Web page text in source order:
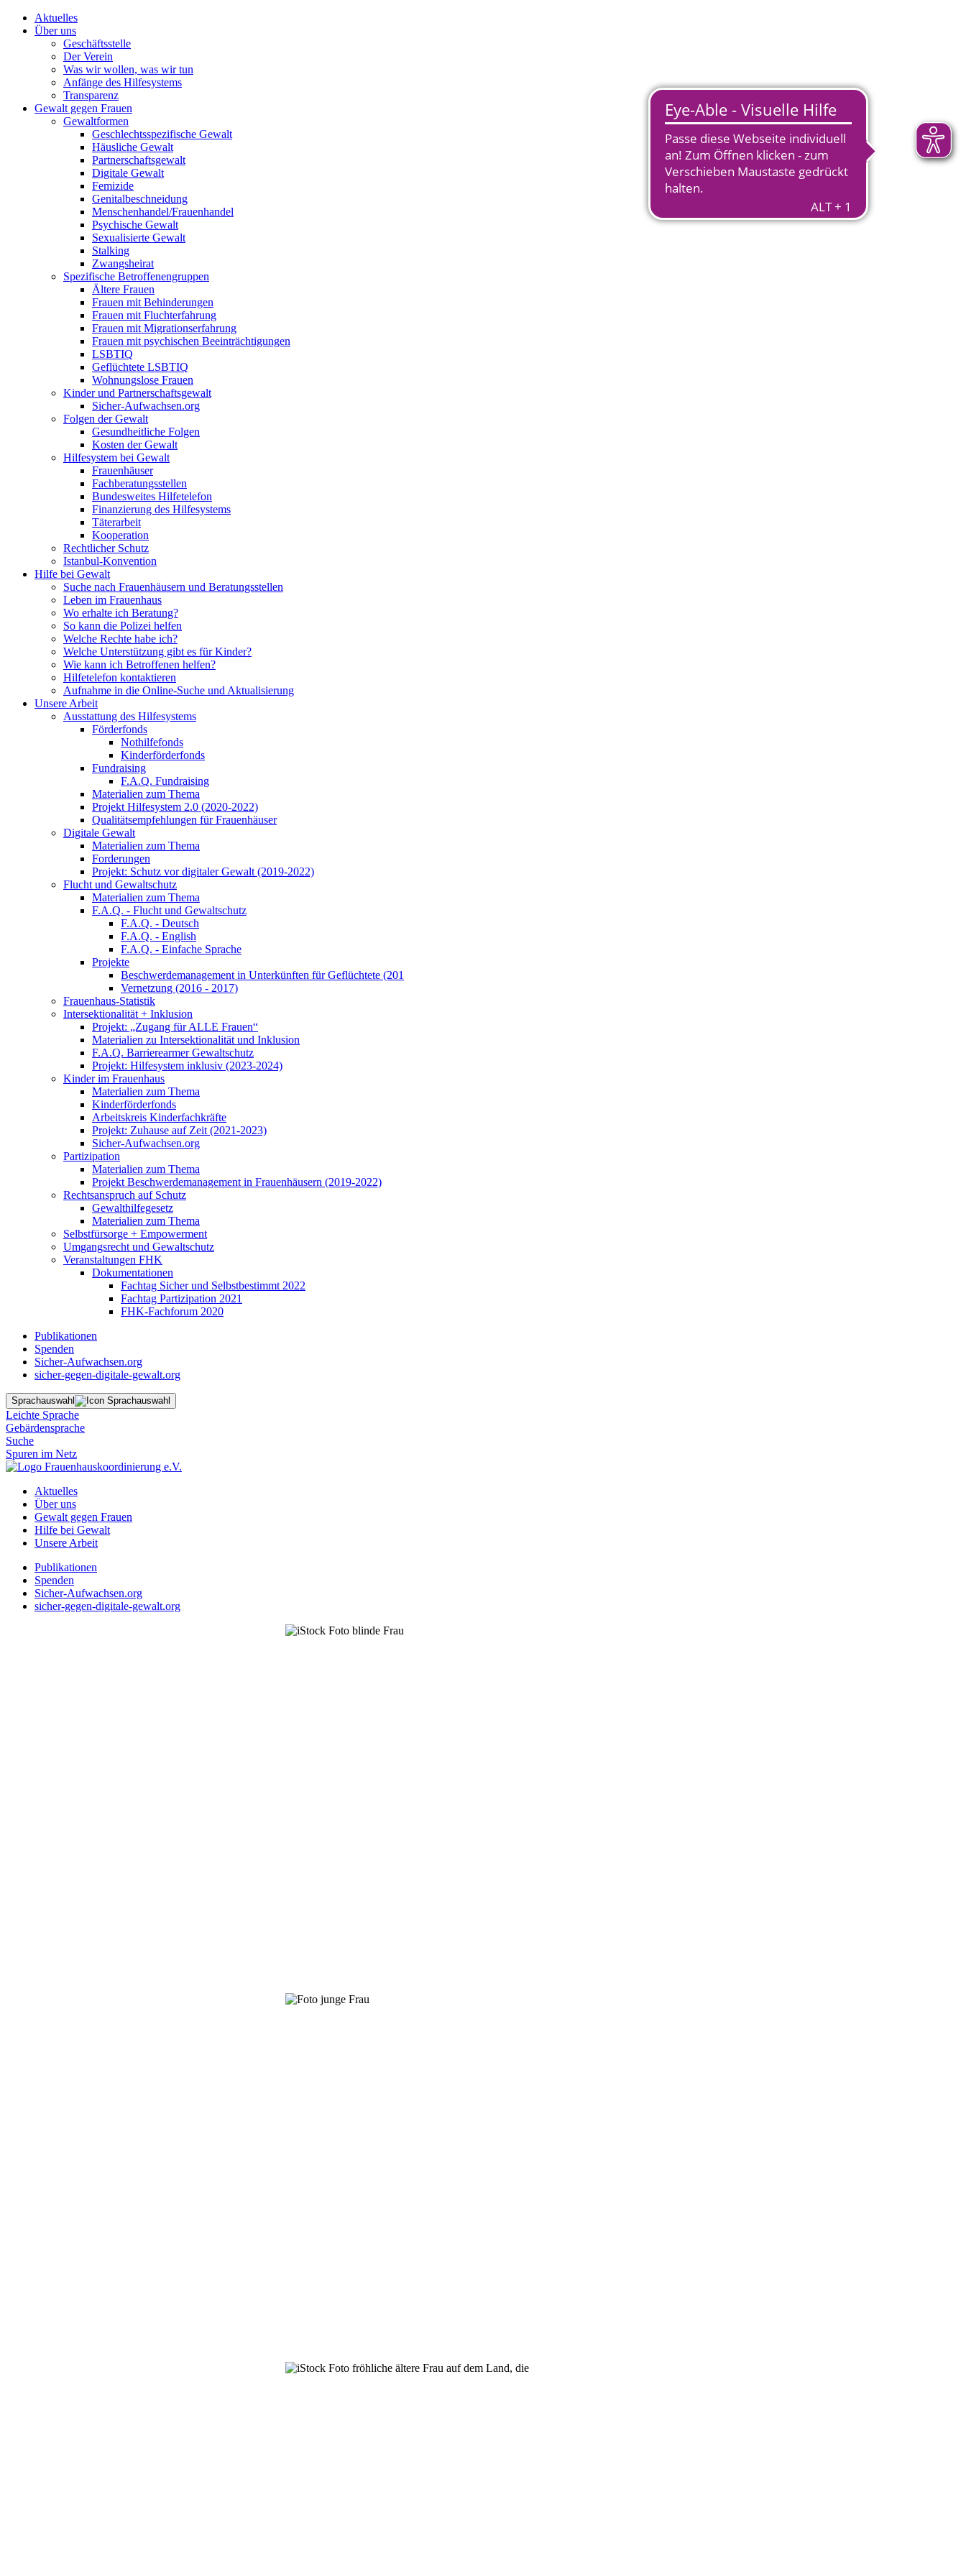
Aktuelles
Über uns
Geschäftsstelle
Der Verein
Was wir wollen, was wir tun
Anfänge des Hilfesystems
Transparenz
Gewalt gegen Frauen
Gewaltformen
Geschlechtsspezifische Gewalt
Häusliche Gewalt
Partnerschaftsgewalt
Digitale Gewalt
Femizide
Genitalbeschneidung
Menschenhandel/Frauenhandel
Psychische Gewalt
Sexualisierte Gewalt
Stalking
Zwangsheirat
Spezifische Betroffenengruppen
Ältere Frauen
Frauen mit Behinderungen
Frauen mit Fluchterfahrung
Frauen mit Migrationserfahrung
Frauen mit psychischen Beeinträchtigungen
LSBTIQ
Geflüchtete LSBTIQ
Wohnungslose Frauen
Kinder und Partnerschaftsgewalt
Sicher-Aufwachsen.org
Folgen der Gewalt
Gesundheitliche Folgen
Kosten der Gewalt
Hilfesystem bei Gewalt
Frauenhäuser
Fachberatungsstellen
Bundesweites Hilfetelefon
Finanzierung des Hilfesystems
Täterarbeit
Kooperation
Rechtlicher Schutz
Istanbul-Konvention
Hilfe bei Gewalt
Suche nach Frauenhäusern und Beratungsstellen
Leben im Frauenhaus
Wo erhalte ich Beratung?
So kann die Polizei helfen
Welche Rechte habe ich?
Welche Unterstützung gibt es für Kinder?
Wie kann ich Betroffenen helfen?
Hilfetelefon kontaktieren
Aufnahme in die Online-Suche und Aktualisierung
Unsere Arbeit
Ausstattung des Hilfesystems
Förderfonds
Nothilfefonds
Kinderförderfonds
Fundraising
F.A.Q. Fundraising
Materialien zum Thema
Projekt Hilfesystem 2.0 (2020-2022)
Qualitätsempfehlungen für Frauenhäuser
Digitale Gewalt
Materialien zum Thema
Forderungen
Projekt: Schutz vor digitaler Gewalt (2019-2022)
Flucht und Gewaltschutz
Materialien zum Thema
F.A.Q. - Flucht und Gewaltschutz
F.A.Q. - Deutsch
F.A.Q. - English
F.A.Q. - Einfache Sprache
Projekte
Beschwerdemanagement in Unterkünften für Geflüchtete (201
Vernetzung (2016 - 2017)
Frauenhaus-Statistik
Intersektionalität + Inklusion
Projekt: „Zugang für ALLE Frauen“
Materialien zu Intersektionalität und Inklusion
F.A.Q. Barrierearmer Gewaltschutz
Projekt: Hilfesystem inklusiv (2023-2024)
Kinder im Frauenhaus
Materialien zum Thema
Kinderförderfonds
Arbeitskreis Kinderfachkräfte
Projekt: Zuhause auf Zeit (2021-2023)
Sicher-Aufwachsen.org
Partizipation
Materialien zum Thema
Projekt Beschwerdemanagement in Frauenhäusern (2019-2022)
Rechtsanspruch auf Schutz
Gewalthilfegesetz
Materialien zum Thema
Selbstfürsorge + Empowerment
Umgangsrecht und Gewaltschutz
Veranstaltungen FHK
Dokumentationen
Fachtag Sicher und Selbstbestimmt 2022
Fachtag Partizipation 2021
FHK-Fachforum 2020
Publikationen
Spenden
Sicher-Aufwachsen.org
sicher-gegen-digitale-gewalt.org
Sprachauswahl
Leichte Sprache
Gebärdensprache
Suche
Spuren im Netz
Aktuelles
Über uns
Gewalt gegen Frauen
Hilfe bei Gewalt
Unsere Arbeit
Publikationen
Spenden
Sicher-Aufwachsen.org
sicher-gegen-digitale-gewalt.org